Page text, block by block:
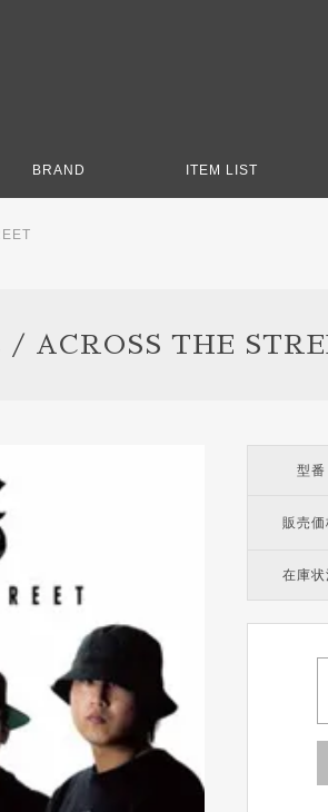
BRAND ITEM LIST
/ ACROSS THE
型番
販売価
在庫状